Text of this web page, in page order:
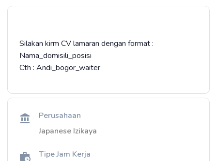
Silakan kirm CV lamaran dengan format :
Nama_domisili_posisi
Cth : Andi_bogor_waiter
Perusahaan
Japanese Izikaya
Tipe Jam Kerja